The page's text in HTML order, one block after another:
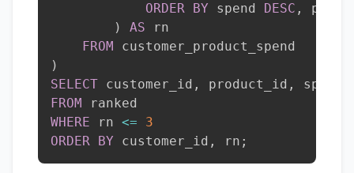
ORDER BY spend DESC ,
)
AS rn
FROM
)
SELECT customer_id , product_id , spend
FROM
WHERE rn <=
3
ORDER BY customer_id , rn ;